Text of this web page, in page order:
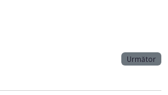
Următor